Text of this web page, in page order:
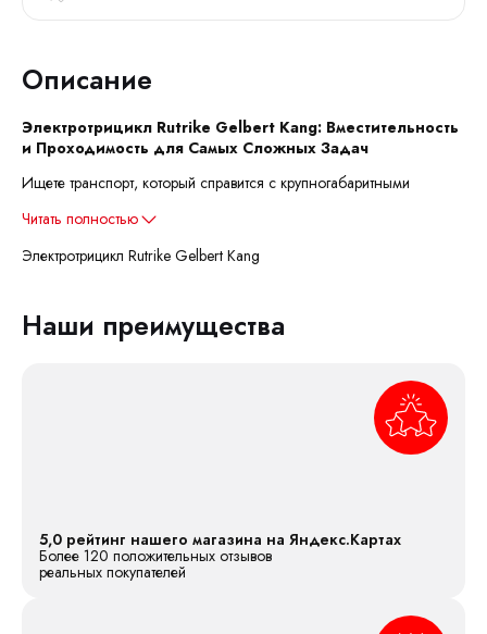
Описание
Электротрицикл Rutrike Gelbert Kang: Вместительность
и Проходимость для Самых Сложных Задач
Ищете транспорт, который справится с крупногабаритными
Читать полностью
Электротрицикл Rutrike Gelbert Kang
Наши преимущества
5,0 рейтинг нашего магазина на Яндекс.Картах
Более 120 положительных отзывов
реальных покупателей